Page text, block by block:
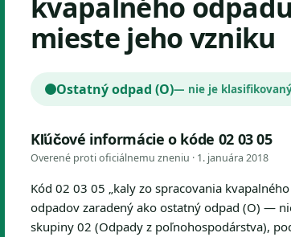
mieste jeho vzniku
Ostatný odpad (O)— nie je
Kľúčové informácie o kóde 02 03 05
Overené proti oficiálnemu zneniu · 1. januára 2018
Kód 02 03 05 „kaly zo spracovania
odpadov zaradený ako ostatný odpad (O) —
skupiny 02 (Odpady z poľnohospodárstva),